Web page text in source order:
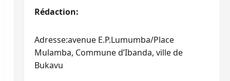
Rédaction:
Adresse:avenue E.P.Lumumba/Place
Mulamba, Commune d’Ibanda, ville de
Bukavu